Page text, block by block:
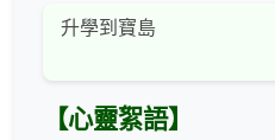
升學到寶島
【心靈絮語】